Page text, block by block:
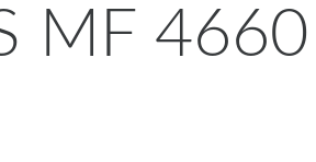
MF 4660